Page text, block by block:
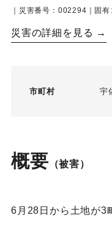
｜災害番号：002294｜固
災害の詳細を見る →
市町村 宇
概要 （被害）
6月28日から土地が3